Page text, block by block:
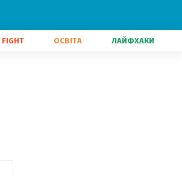
FIGHT ОСВІТА ЛАЙФХАКИ